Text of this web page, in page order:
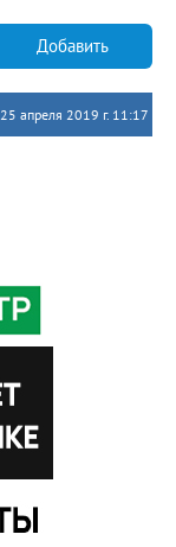
Добавить
25 апреля 2019 г. 11:17